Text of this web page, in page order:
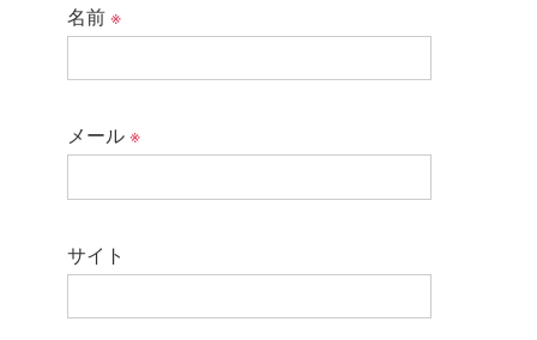
名前※
メール※
サイト